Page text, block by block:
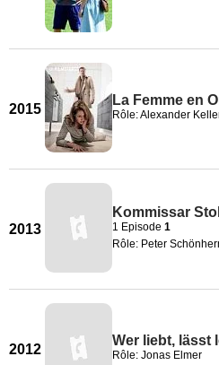
2015
La Femme en
Rôle: Alexander
2013
Kommissar
1 Episode 1
Rôle: Peter
2012
Wer liebt, lässt
Rôle: Jonas Elmer